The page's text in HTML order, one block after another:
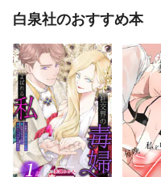
白泉社のおすすめ本